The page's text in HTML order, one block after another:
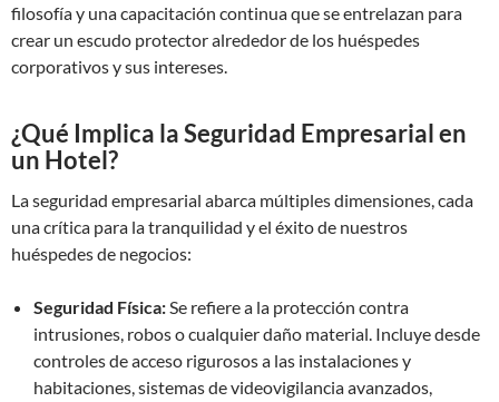
filosofía y una capacitación continua que se entrelazan para
crear un escudo protector alrededor de los huéspedes
corporativos y sus intereses.
¿Qué Implica la Seguridad Empresarial en
un Hotel?
La seguridad empresarial abarca múltiples dimensiones, cada
una crítica para la tranquilidad y el éxito de nuestros
huéspedes de negocios:
Seguridad Física:Se refiere a la protección contra
intrusiones, robos o cualquier daño material. Incluye desde
controles de acceso rigurosos a las instalaciones y
habitaciones, sistemas de videovigilancia avanzados,